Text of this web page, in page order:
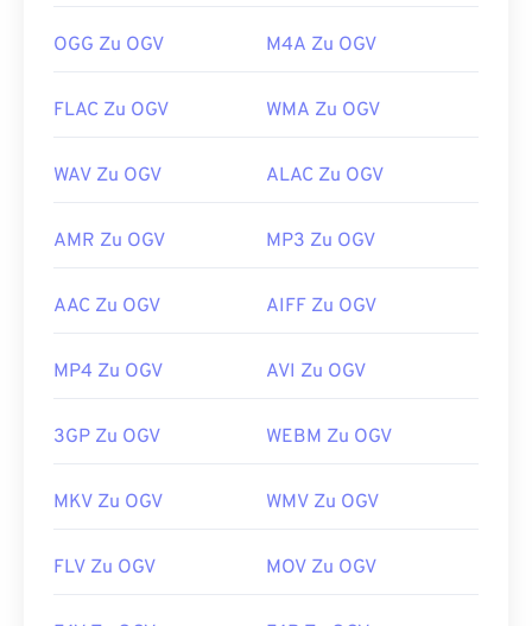
https://www.xiph.org/
OGG Zu OGV M4A Zu OGV
FLAC Zu OGV WMA Zu OGV
WAV Zu OGV ALAC Zu OGV
AMR Zu OGV MP3 Zu OGV
AAC Zu OGV AIFF Zu OGV
MP4 Zu OGV AVI Zu OGV
3GP Zu OGV WEBM Zu OGV
MKV Zu OGV WMV Zu OGV
FLV Zu OGV MOV Zu OGV